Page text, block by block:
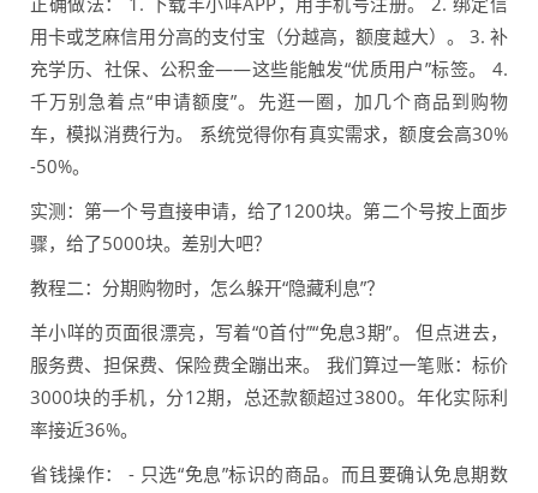
用卡或芝麻信用分高的支付宝（分越高，额度越大）。 3. 补
充学历、社保、公积金——这些能触发“优质用户”标签。 4.
千万别急着点“申请额度”。先逛一圈，加几个商品到购物
车，模拟消费行为。 系统觉得你有真实需求，额度会高30%
-50%。
实测：第一个号直接申请，给了1200块。第二个号按上面步
骤，给了5000块。差别大吧？
教程二：分期购物时，怎么躲开“隐藏利息”？
羊小咩的页面很漂亮，写着“0首付”“免息3期”。 但点进去，
服务费、担保费、保险费全蹦出来。 我们算过一笔账：标价
3000块的手机，分12期，总还款额超过3800。年化实际利
率接近36%。
省钱操作： - 只选“免息”标识的商品。而且要确认免息期数